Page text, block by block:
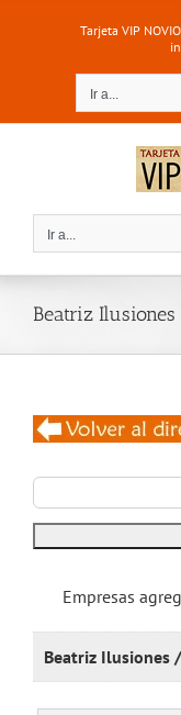
Tarjeta VIP
Ir a...
Ir a...
Beatriz
Empresas
Beatriz Ilusiones